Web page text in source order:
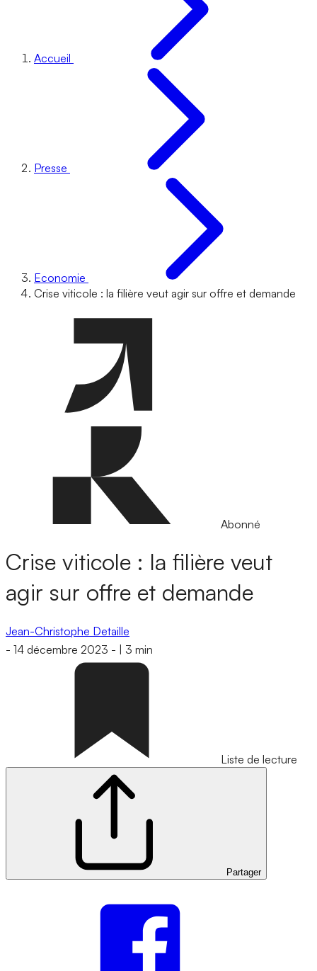
Accueil
Presse
Economie
Crise viticole : la filière veut agir sur offre et demande
Abonné
Crise viticole : la filière veut
agir sur offre et demande
Jean-Christophe Detaille
- 14 décembre 2023 - 3 min
Liste de lecture
Partager